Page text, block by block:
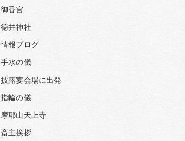
御香宮
徳井神社
情報ブログ
手水の儀
披露宴会場に出発
指輪の儀
摩耶山天上寺
斎主挨拶